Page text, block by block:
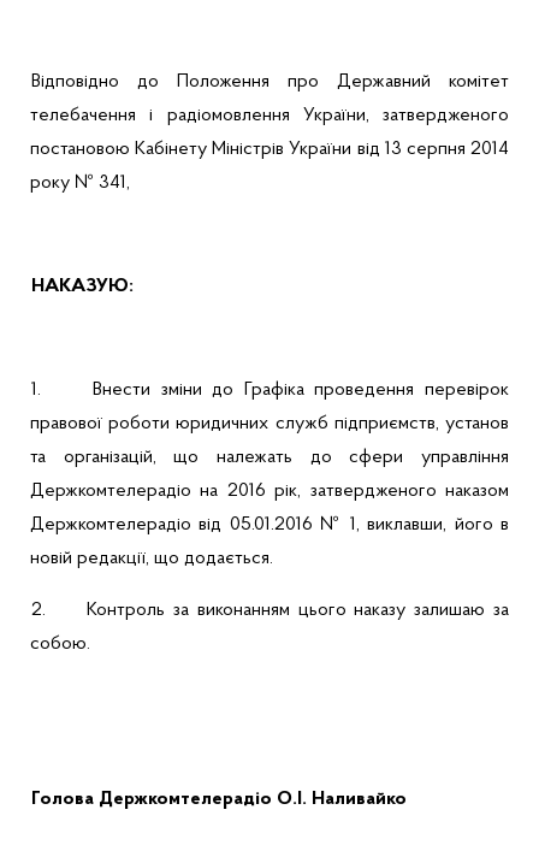
Відповідно до Положення про Державний комітет
телебачення і радіомовлення України, затвердженого
постановою Кабінету Міністрів України від 13 серпня 2014
року № 341,
НАКАЗУЮ:
1.
Внести зміни до Графіка проведення перевірок
правової роботи юридичних служб підприємств, установ
та організацій, що належать до сфери управління
Держкомтелерадіо на 2016 рік, затвердженого наказом
Держкомтелерадіо від 05.01.2016 № 1, виклавши, його в
новій редакції, що додається.
2.
Контроль за виконанням цього наказу залишаю за
собою.
Голова Держкомтелерадіо О.І. Наливайко